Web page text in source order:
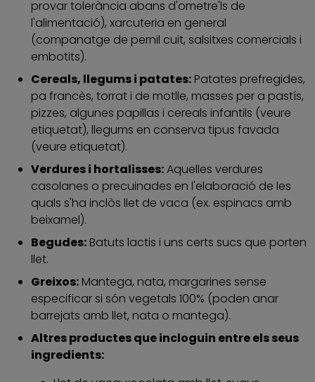
provar tolerància abans d'ometre'ls de
l'alimentació), xarcuteria en general
(companatge de pernil cuit, salsitxes comercials i
embotits).
Cereals, llegums i patates: Patates prefregides,
pa francès, torrat i de motlle, masses per a pastís,
pizzes, algunes papillas i cereals infantils (veure
etiquetat), llegums en conserva tipus favada
(veure etiquetat).
Verdures i hortalisses:Aquelles verdures
casolanes o precuinades en l'elaboració de les
quals s'ha inclòs llet de vaca (ex. espinacs amb
beixamel).
Begudes: Batuts lactis i uns certs sucs que porten
llet.
Greixos: Mantega, nata, margarines sense
especificar si són vegetals 100% (poden anar
barrejats amb llet, nata o mantega).
Altres productes que incloguin entre els seus
ingredients: